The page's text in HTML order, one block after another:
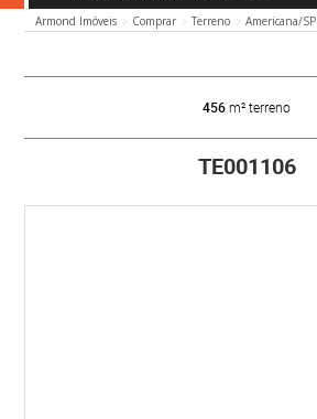
Armond Imóveis Comprar Terreno Americana/SP
456m² terreno
TE001106